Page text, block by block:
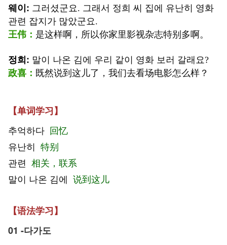
웨이: 그러셨군요. 그래서 정희 씨 집에 유난히 영화
관련 잡지가 많았군요.
王伟 ： 是这样啊，所以你家里影视杂志特别多啊。
정희: 말이 나온 김에 우리 같이 영화 보러 갈래요?
政喜 ： 既然说到这儿了，我们去看场电影怎么样？
【单词学习】
추억하다
回忆
유난히 特别
관련 相关，联系
말이 나온 김에 说到这儿
【语法学习】
01 -다가도